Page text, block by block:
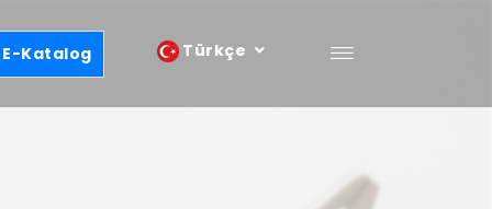
E-Katalog Türkçe